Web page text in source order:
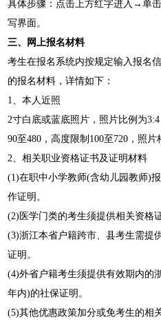
具体步骤：点击上方红字进入→单
写界面。
三、网上报名材料
考生在报名系统内按规定输入报名
的报名材料，详情如下：
1、本人近照
2寸白底或蓝底照片，照片比例为
90至480，高度限制100至720，照
2、相关职业资格证书及证明材料
(1)在职中小学教师(含幼儿园教师)
作证明。
(2)医学门类的考生须提供相关资格
(3)浙江本省户籍跨市、县考生需提
证明。
(4)外省户籍考生须提供有效期内的
年内)的社保证明。
(5)其他优惠政策加分或免考生的相